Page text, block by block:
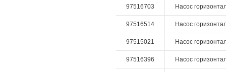
97516703 Насос
97516514 Насос
97515021 Насос
97516396 Насос